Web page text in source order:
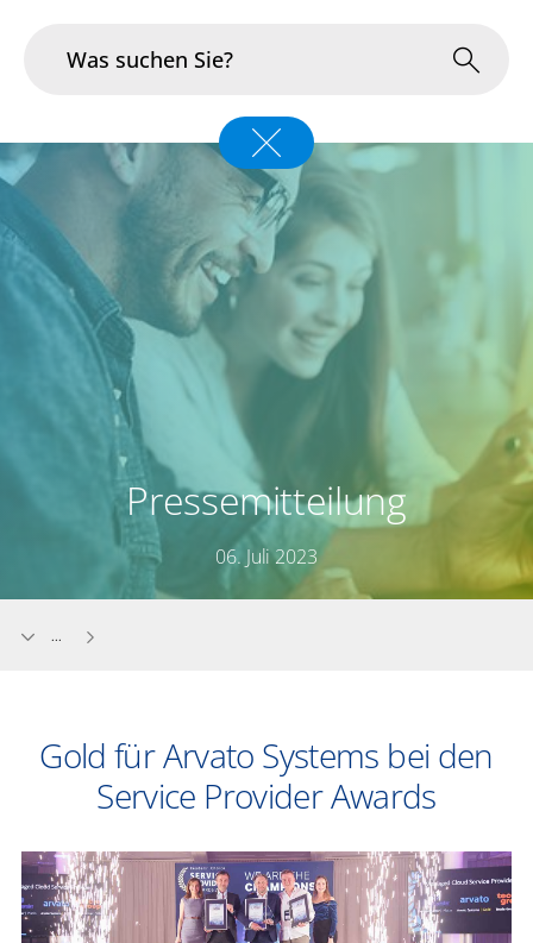
Branchen
Im Fokus
Portfolio
Infrastruktur & Betrieb
Pressemitteilung
06. Juli 2023
...
Gold für Arvato Systems bei den
Service Provider Awards